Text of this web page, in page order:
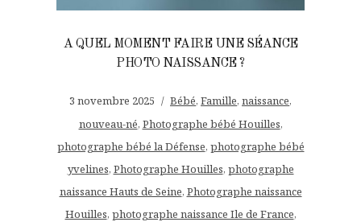
A QUEL MOMENT FAIRE UNE SÉANCE
PHOTO NAISSANCE ?
3 novembre 2025 Bébé, Famille, naissance,
nouveau-né, Photographe bébé Houilles,
photographe bébé la Défense, photographe bébé
yvelines, Photographe Houilles, photographe
naissance Hauts de Seine, Photographe naissance
Houilles, photographe naissance Ile de France,